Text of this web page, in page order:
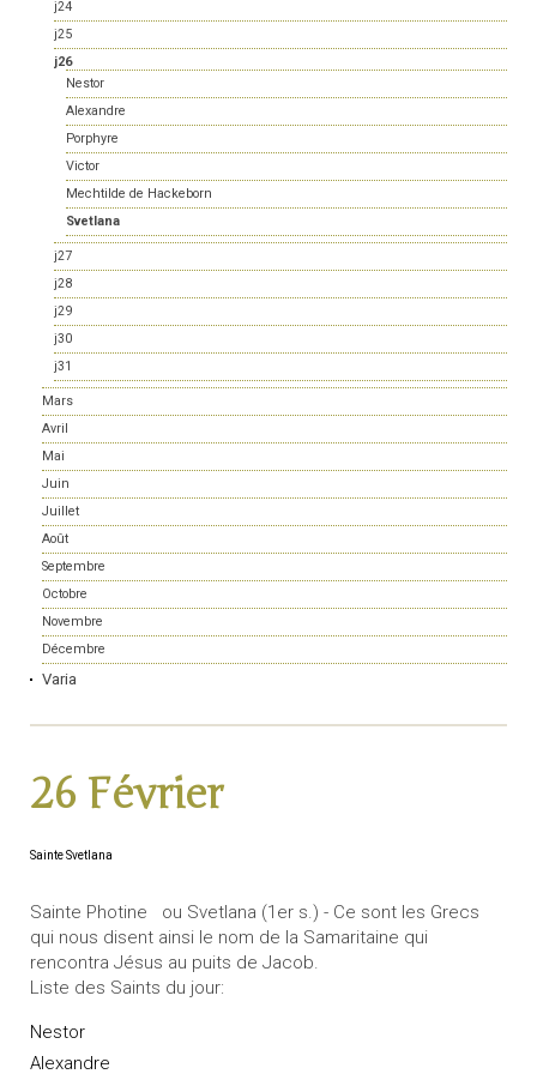
j24
j25
j26
Nestor
Alexandre
Porphyre
Victor
Mechtilde de Hackeborn
Svetlana
j27
j28
j29
j30
j31
Mars
Avril
Mai
Juin
Juillet
Août
Septembre
Octobre
Novembre
Décembre
Varia
26 Février
Sainte Svetlana
Sainte Photine ou Svetlana (1er s.) - Ce sont les Grecs
qui nous disent ainsi le nom de la Samaritaine qui
rencontra Jésus au puits de Jacob.
Liste des Saints du jour:
Nestor
Alexandre